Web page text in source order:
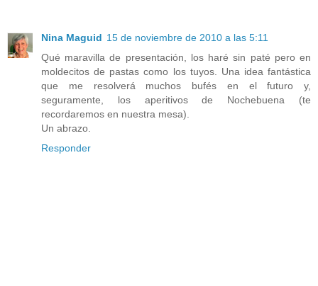
Nina Maguid 15 de noviembre de 2010 a las 5:11
Qué maravilla de presentación, los haré sin paté pero en
moldecitos de pastas como los tuyos. Una idea fantástica
que me resolverá muchos bufés en el futuro y,
seguramente, los aperitivos de Nochebuena (te
recordaremos en nuestra mesa).
Un abrazo.
Responder